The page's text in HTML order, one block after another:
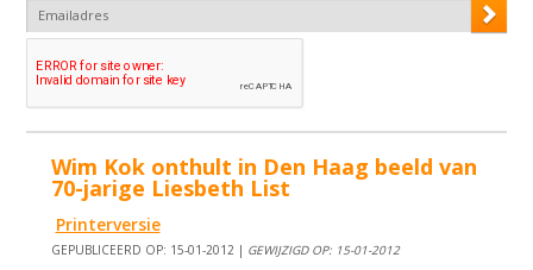
Wim Kok onthult in Den Haag beeld van
70-jarige Liesbeth List
Printerversie
GEPUBLICEERD OP: 15-01-2012 | GEWIJZIGD OP: 15-01-2012